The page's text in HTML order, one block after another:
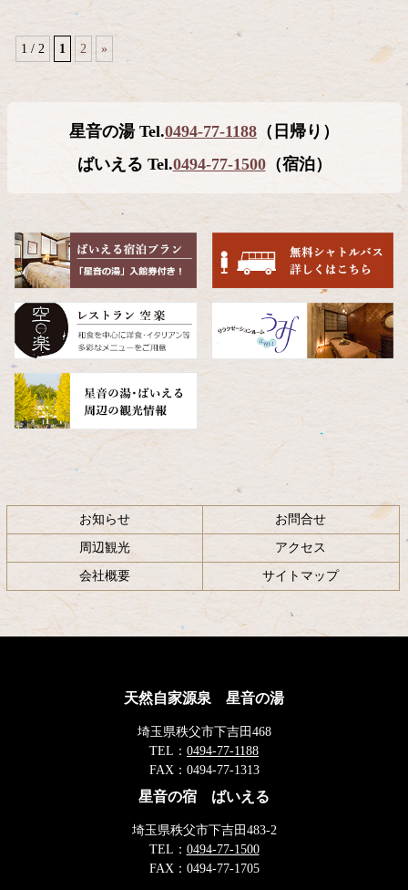
1 / 2 1 2
»
頭
へ
戻
る
星音の湯 Tel.0494-77-1188 （日帰り）
ばいえる Tel.0494-77-1500（宿泊）
お知らせ お問合せ
周辺観光 アクセス
会社概要 サイトマップ
天然自家源泉 星音の湯
埼玉県秩父市下吉田468
TEL： 0494-77-1188
FAX： 0494-77-1313
星音の宿 ばいえる
埼玉県秩父市下吉田483-2
TEL： 0494-77-1500
FAX： 0494-77-1705